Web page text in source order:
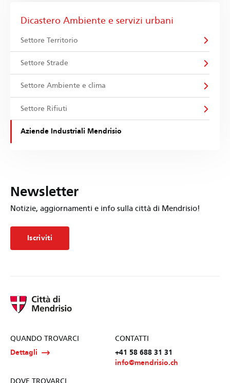
Dicastero Ambiente e servizi urbani
Settore Territorio
Settore Strade
Settore Ambiente e clima
Settore Rifiuti
Aziende Industriali Mendrisio
Newsletter
Notizie, aggiornamenti e info sulla città di Mendrisio!
Iscriviti
QUANDO TROVARCI
Dettagli
CONTATTI
+41 58 688 31 31
info@mendrisio.ch